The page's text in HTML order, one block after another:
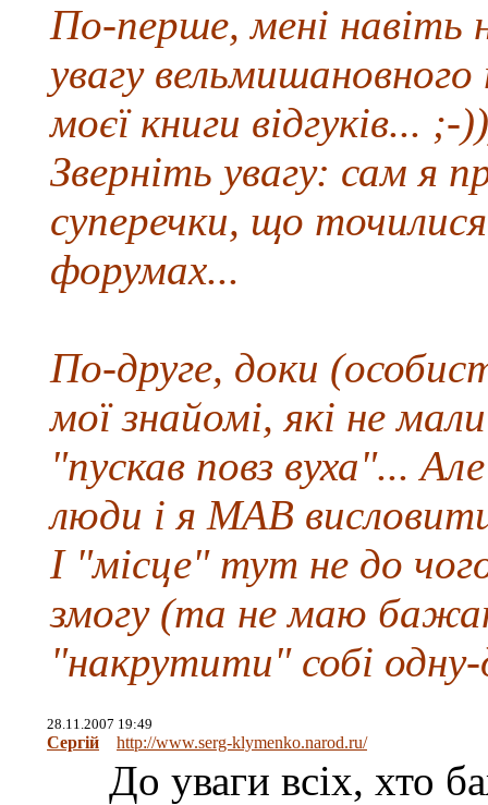
По-перше, мені навіть
увагу
моєї книги відгуків... ;-
Зверніть увагу: сам я
суперечки, що точилися
форумах...
По-друге, доки
мої знайомі, які не
"пускав повз вуха"...
люди і я МАВ
І "місце" тут не до
змогу (та не маю
"накрутити" собі одну-
28.11.2007 19:49
Сергій http://www.serg-klymenko.narod.ru/
До уваги всіх, хто